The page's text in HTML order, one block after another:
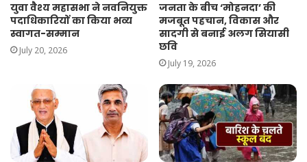
युवा वैश्य महासभा ने नवनियुक्त
पदाधिकारियों का किया भव्य
स्वागत-सम्मान
July 20, 2026
जनता के बीच ‘मोहनदा’ की
मजबूत पहचान, विकास और
सादगी से बनाई अलग सियासी
छवि
July 19, 2026